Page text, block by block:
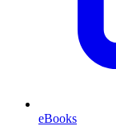
eBooks